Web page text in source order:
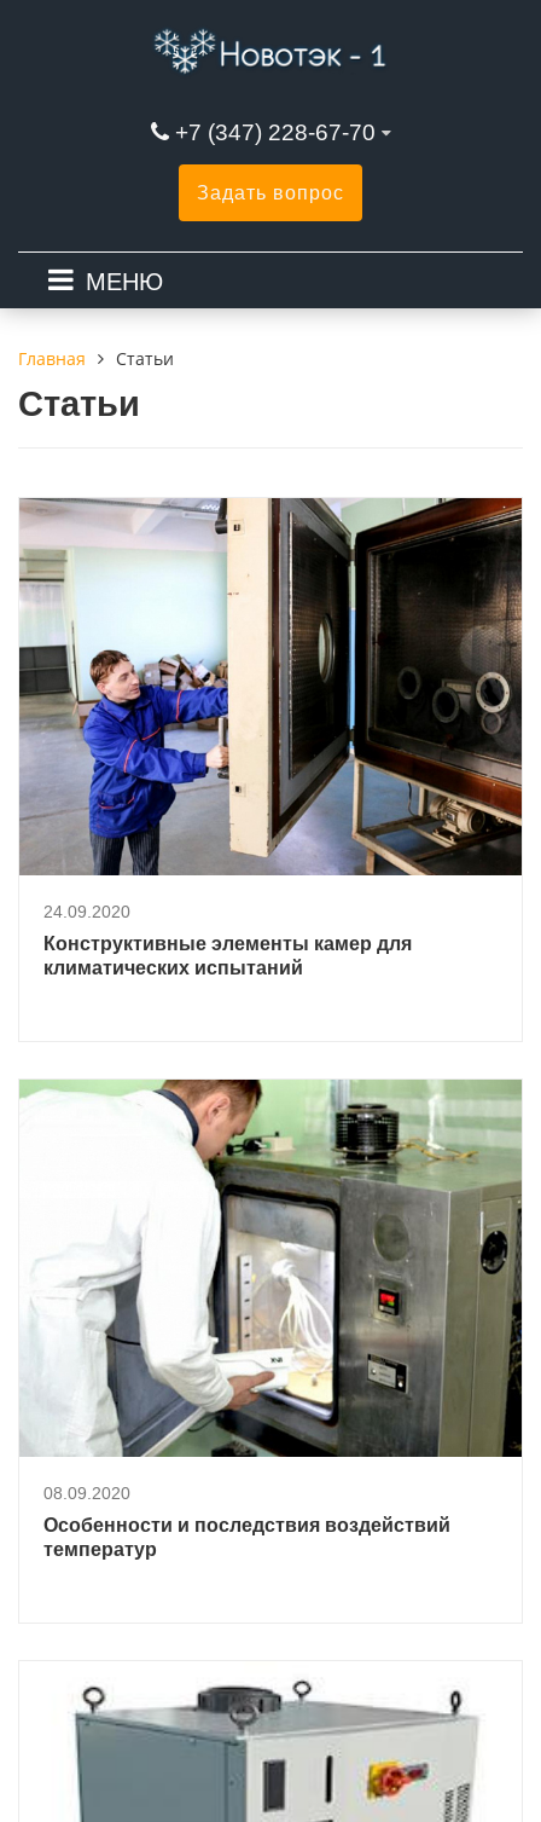
+7 (347) 228-67-70
Задать вопрос
МЕНЮ
Главная Статьи
Статьи
24.09.2020
Конструктивные элементы камер для
климатических испытаний
08.09.2020
Особенности и последствия воздействий
температур